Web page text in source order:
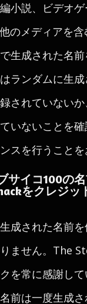
小説、ビデオ
のメディアを
生成された名前
ランダムに生
されていない
いないことを
スを行うことを
サイコ100の
をクレジッ
成された名前
ません。The
を常に感謝し
前は一度生成